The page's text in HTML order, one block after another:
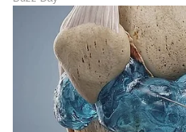
ಯೂಟ್ಯೂಬರ್ ತಾರೇಶ್-ಸ್ವಾತಿ